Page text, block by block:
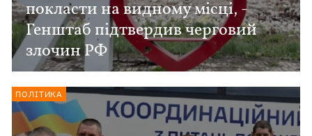
покласти на видному місці, -
Генштаб підтвердив черговий
злочин РФ
ПОЛІТИКА